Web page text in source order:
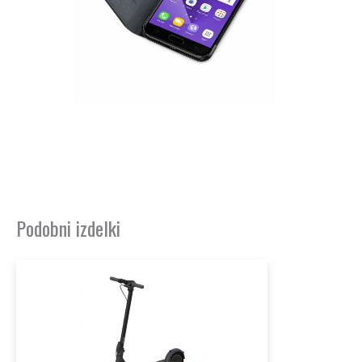
Podobni izdelki